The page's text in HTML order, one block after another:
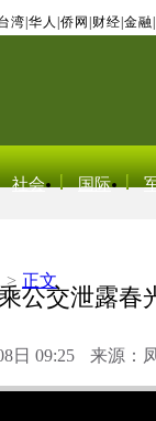
湾 华人 侨网 财经 金融
社会 国际
> 正文
公交泄露春
日 09:25 来源：